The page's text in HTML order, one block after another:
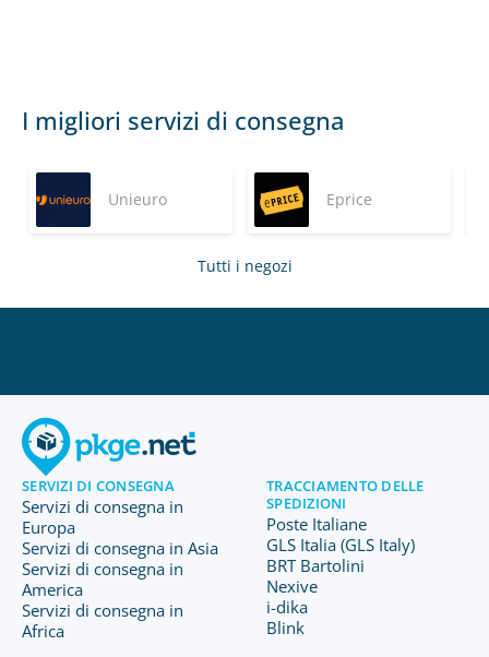
I migliori servizi di consegna
Unieuro Eprice
Tutti i negozi
SERVIZI DI CONSEGNA
Servizi di consegna in
Europa
Servizi di consegna in Asia
Servizi di consegna in
America
Servizi di consegna in
Africa
TRACCIAMENTO DELLE
SPEDIZIONI
Poste Italiane
GLS Italia (GLS Italy)
BRT Bartolini
Nexive
i-dika
Blink